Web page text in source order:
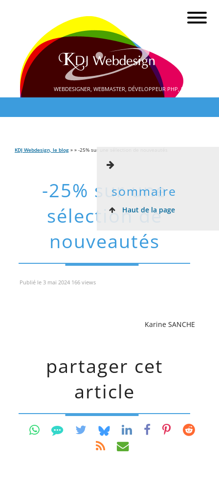
WEBDESIGNER, WEBMASTER, DÉVELOPPEUR PHP, SEO
KDJ Webdesign, le blog » » -25% sur une sélection de nouveautés
-25% sur une
sélection de
nouveautés
sommaire
Haut de la page
Publié le 3 mai 2024 166 views
Karine SANCHE
partager cet
article